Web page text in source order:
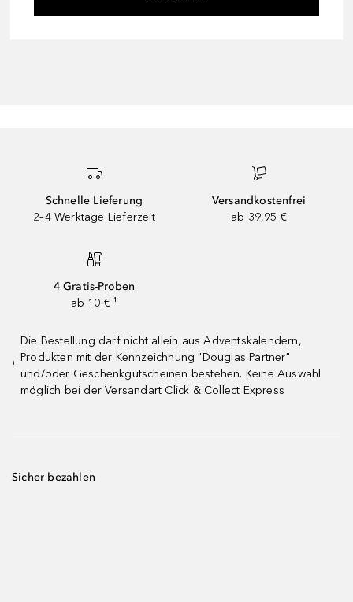
Schnelle Lieferung
2–4 Werktage Lieferzeit
Versandkostenfrei
ab 39,95 €
4 Gratis-Proben
ab 10 € ¹
¹
Die Bestellung darf nicht allein aus Adventskalendern,
Produkten mit der Kennzeichnung "Douglas Partner"
und/oder Geschenkgutscheinen bestehen. Keine Auswahl
möglich bei der Versandart Click & Collect Express
Sicher bezahlen